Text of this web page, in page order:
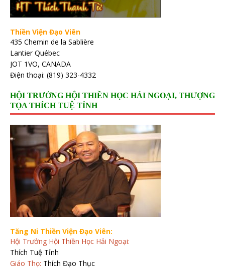
Thiền Viện Đạo Viên
435 Chemin de la Sablière
Lantier Québec
JOT 1VO, CANADA
Điện thoại: (819) 323-4332
HỘI TRƯỞNG HỘI THIỀN HỌC HẢI NGOẠI, THƯỢNG
TỌA THÍCH TUỆ TỈNH
Tăng Ni Thiền Viện Đạo Viên:
Hội Trưởng Hội Thiền Học Hải Ngoại:
Thích Tuệ Tỉnh
Giáo Thọ: Thích Đạo Thục